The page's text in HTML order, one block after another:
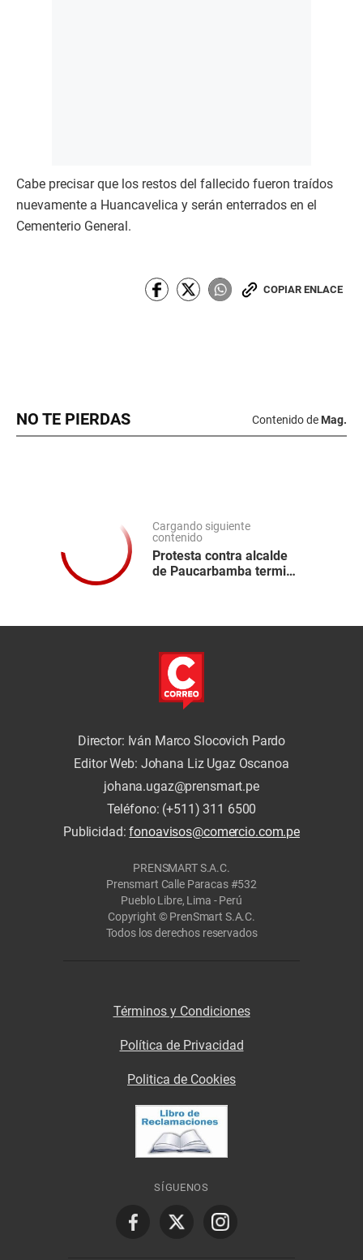
Cabe precisar que los restos del fallecido fueron traídos
nuevamente a Huancavelica y serán enterrados en el
Cementerio General.
COPIAR ENLACE
NO TE PIERDAS Contenido de Mag.
Cargando siguiente
contenido
Protesta contra alcalde
de Paucarbamba termina
Director: Iván Marco Slocovich Pardo
Editor Web: Johana Liz Ugaz Oscanoa
johana.ugaz@prensmart.pe
Teléfono: (+511) 311 6500
Publicidad:fonoavisos@comercio.com.pe
PRENSMART S.A.C.
Prensmart Calle Paracas #532
Pueblo Libre, Lima - Perú
Copyright © PrenSmart S.A.C.
Todos los derechos reservados
Términos y Condiciones
Política de Privacidad
Politica de Cookies
SÍGUENOS